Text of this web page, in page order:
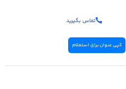
تماس بگیرید
کپی عنوان برای استعلام